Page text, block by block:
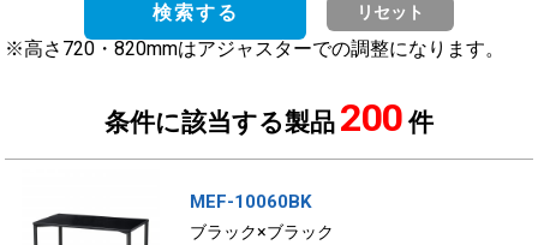
検索する リセット
※高さ720・820mmはアジャスターでの調整になります。
条件に該当する製品 200 件
MEF-10060BK
ブラック×ブラック